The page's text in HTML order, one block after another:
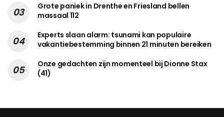
Grote paniek in Drenthe en Friesland bellen
massaal 112
Experts slaan alarm: tsunami kan populaire
vakantiebestemming binnen 21 minuten bereiken
Onze gedachten zijn momenteel bij Dionne Stax
(41)